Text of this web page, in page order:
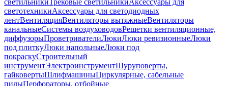
светильникиТрековые светильникиАксессуары для
светотехникиАксессуары для светодиодных
лентВентиляцияВентиляторы вытяжныеВентиляторы
канальныеСистемы воздуховодовРешетки вентиляционные,
диффузорыПроветривателиЛюкиЛюки ревизионныеЛюки
под плиткуЛюки напольныеЛюки под
покраскуСтроительный
инструментЭлектроинструментШуруповерты,
гайковертыШлифмашиныЦиркулярные, сабельные
пилыПерфораторы, отбойные